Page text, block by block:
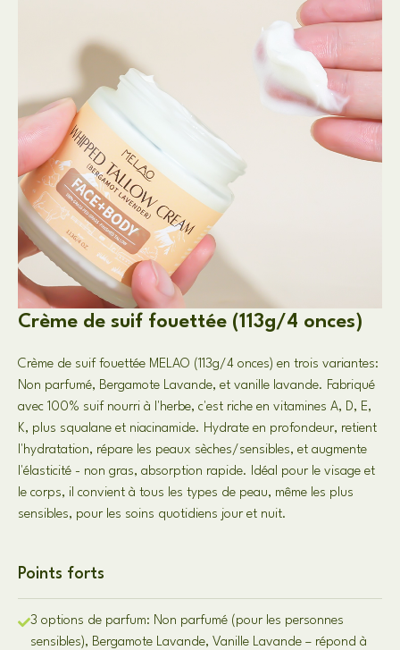
Crème de suif fouettée (113g/4 onces)
Crème de suif fouettée MELAO (113g/4 onces) en trois variantes:
Non parfumé, Bergamote Lavande, et vanille lavande. Fabriqué
avec 100% suif nourri à l'herbe, c'est riche en vitamines A, D, E,
K, plus squalane et niacinamide. Hydrate en profondeur, retient
l'hydratation, répare les peaux sèches/sensibles, et augmente
l'élasticité - non gras, absorption rapide. Idéal pour le visage et
le corps, il convient à tous les types de peau, même les plus
sensibles, pour les soins quotidiens jour et nuit.
Points forts
3 options de parfum: Non parfumé (pour les personnes
sensibles), Bergamote Lavande, Vanille Lavande – répond à